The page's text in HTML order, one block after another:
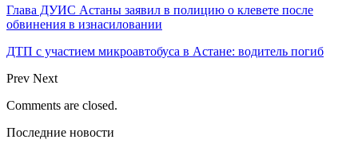
Глава ДУИС Астаны заявил в полицию о клевете после
обвинения в изнасиловании
ДТП с участием микроавтобуса в Астане: водитель погиб
Prev Next
Comments are closed.
Последние новости